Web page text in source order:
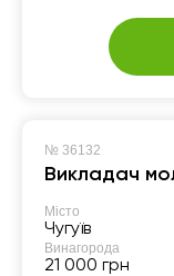
№ 36132
Викладач
Місто
Чугуїв
Винагорода
21 000 грн